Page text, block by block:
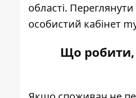
області.
особистий кабінет
Що робити,